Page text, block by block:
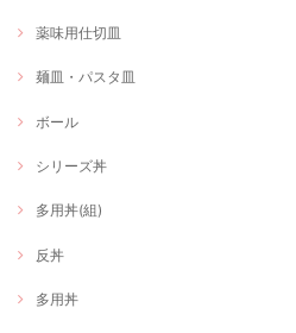
薬味用仕切皿
麺皿・パスタ皿
ボール
シリーズ丼
多用丼(組)
反丼
多用丼